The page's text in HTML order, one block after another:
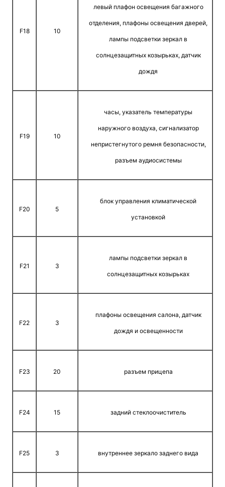
F18 10
левый плафон освещения багажного
отделения, плафоны осве­щения дверей,
лампы подсветки зеркал в
солнцезащитных козырьках, датчик
дождя
F19 10
часы, указатель температуры
наружного воздуха, сигнализатор
непристегнутого ремня безопасно­сти,
разъем аудиосистемы
F20 5
блок управления климатической
установкой
F21 3
лампы подсветки зеркал в
солнцезащитных козырьках
F22 3
плафоны освещения салона, датчик
дождя и освещенности
F23 20 разъем прицепа
F24 15 задний стеклоочиститель
F25 3 внутреннее зеркало заднего вида